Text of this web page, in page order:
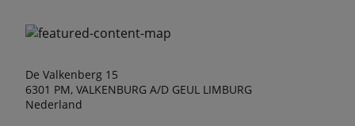
De Valkenberg 15
6301 PM, VALKENBURG A/D GEUL LIMBURG
Nederland